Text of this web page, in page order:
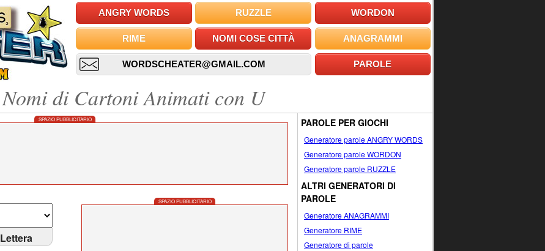
ANGRY WORDS RUZZLE WORDON
RIME NOMI COSE CITTÀ ANAGRAMMI
WORDSCHEATER@GMAIL.COM PAROLE
Nomi di Cartoni Animati con U
SPAZIO PUBBLICITARIO
Lettera
SPAZIO PUBBLICITARIO
PAROLE PER GIOCHI
Generatore parole ANGRY WORDS
Generatore parole WORDON
Generatore parole RUZZLE
ALTRI GENERATORI DI
PAROLE
Generatore ANAGRAMMI
Generatore RIME
Generatore di parole